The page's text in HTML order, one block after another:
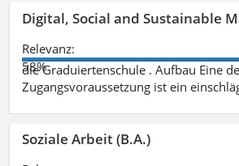
Digital, Social and Sustainable
Relevanz:
58%
die Graduiertenschule . Aufbau Eine
Zugangsvoraussetzung ist ein
Soziale Arbeit (B.A.)